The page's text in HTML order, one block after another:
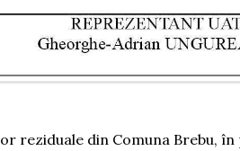
reziduale din Comuna Brebu,